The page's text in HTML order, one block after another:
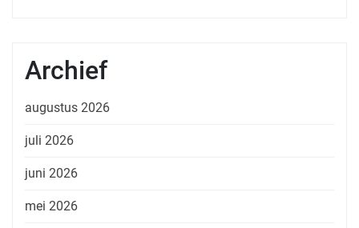
Archief
augustus 2026
juli 2026
juni 2026
mei 2026